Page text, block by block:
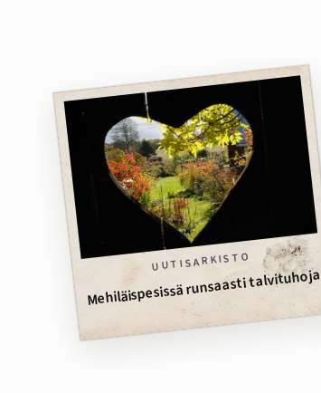
UUTISARKISTO
Mehiläispesissä runsaasti talvituhoja